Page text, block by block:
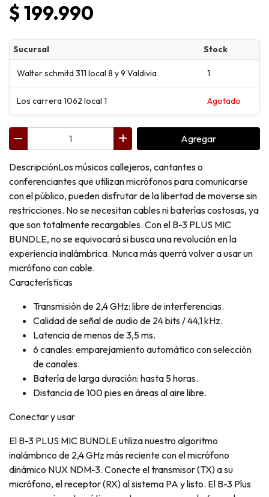
$ 199.990
Sucursal Stock
Walter schmitd 311 local 8 y 9 Valdivia 1
Los carrera 1062 local 1 Agotado
Agregar
DescripciónLos músicos callejeros, cantantes o
conferenciantes que utilizan micrófonos para comunicarse
con el público, pueden disfrutar de la libertad de moverse sin
restricciones. No se necesitan cables ni baterías costosas, ya
que son totalmente recargables. Con el B-3 PLUS MIC
BUNDLE, no se equivocará si busca una revolución en la
experiencia inalámbrica. Nunca más querrá volver a usar un
micrófono con cable.
Características
Transmisión de 2,4 GHz: libre de interferencias.
Calidad de señal de audio de 24 bits / 44,1 kHz.
Latencia de menos de 3,5 ms.
6 canales: emparejamiento automático con selección
de canales.
Batería de larga duración: hasta 5 horas.
Distancia de 100 pies en áreas al aire libre.
Conectar y usar
El B-3 PLUS MIC BUNDLE utiliza nuestro algoritmo
inalámbrico de 2,4 GHz más reciente con el micrófono
dinámico NUX NDM-3. Conecte el transmisor (TX) a su
micrófono, el receptor (RX) al sistema PA y listo. El B-3 Plus